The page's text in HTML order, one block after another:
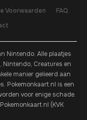
Voorwaarden
FAQ
Nintendo. Alle plaatjes
Nintendo, Creatures en
manier gelieerd aan
Pokemonkaart.nl is een
voor enige schade.
(KVK